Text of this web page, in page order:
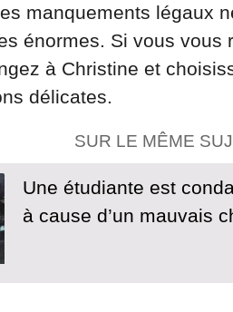
manquements légaux
énormes. Si vous vous
à Christine et
délicates.
SUR LE MÊME
Une étudiante est
à cause d’un mauvais